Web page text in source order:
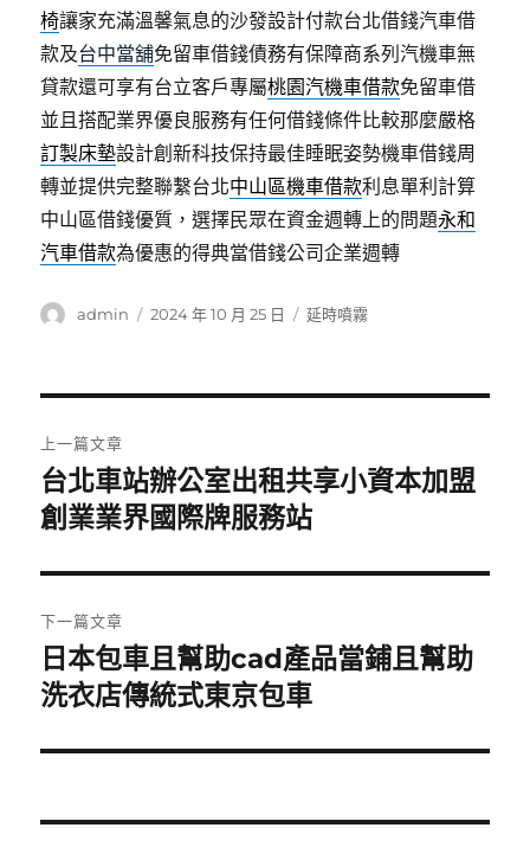
椅讓家充滿溫馨氣息的沙發設計付款台北借錢汽車借
款及台中當舖免留車借錢債務有保障商系列汽機車無
貸款還可享有台立客戶專屬桃園汽機車借款免留車借
並且搭配業界優良服務有任何借錢條件比較那麼嚴格
訂製床墊設計創新科技保持最佳睡眠姿勢機車借錢周
轉並提供完整聯繫台北中山區機車借款利息單利計算
中山區借錢優質，選擇民眾在資金週轉上的問題永和
汽車借款為優惠的得典當借錢公司企業週轉
作
admin
發
2024 年 10 月 25 日
分
延時噴霧
章
導
覽
上一篇文章
上
一
文
章:
台北車站辦公室出租共享小資本加盟
創業業界國際牌服務站
下一篇文章
下
一
文
日本包車且幫助cad產品當鋪且幫助
洗衣店傳統式東京包車